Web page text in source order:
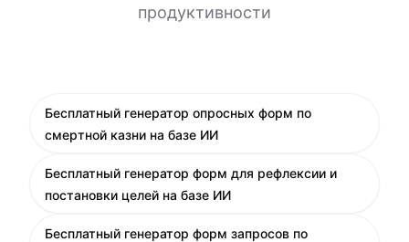
продуктивности
Бесплатный генератор опросных форм по
смертной казни на базе ИИ
Бесплатный генератор форм для рефлексии и
постановки целей на базе ИИ
Бесплатный генератор форм запросов по